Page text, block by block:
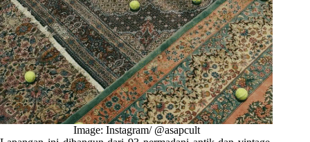
Image: Instagram/ @asapcult